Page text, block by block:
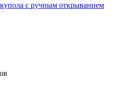
с ручным открыванием